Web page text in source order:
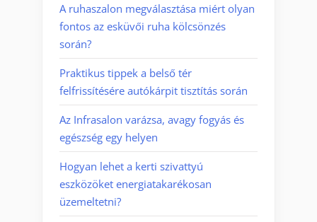
A ruhaszalon megválasztása miért olyan
fontos az esküvői ruha kölcsönzés
során?
Praktikus tippek a belső tér
felfrissítésére autókárpit tisztítás során
Az Infrasalon varázsa, avagy fogyás és
egészség egy helyen
Hogyan lehet a kerti szivattyú
eszközöket energiatakarékosan
üzemeltetni?